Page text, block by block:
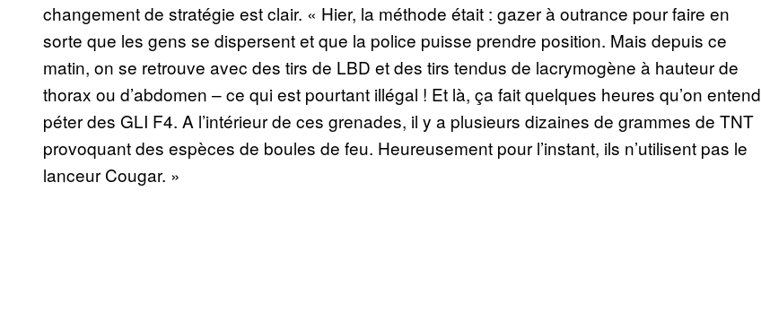
changement de stratégie est clair. « Hier, la méthode était : gazer à outrance pour faire en
sorte que les gens se dispersent et que la police puisse prendre position. Mais depuis ce
matin, on se retrouve avec des tirs de LBD et des tirs tendus de lacrymogène à hauteur de
thorax ou d’abdomen – ce qui est pourtant illégal ! Et là, ça fait quelques heures qu’on entend
péter des GLI F4. A l’intérieur de ces grenades, il y a plusieurs dizaines de grammes de TNT
provoquant des espèces de boules de feu. Heureusement pour l’instant, ils n’utilisent pas le
lanceur Cougar. »